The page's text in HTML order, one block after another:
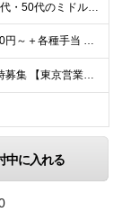
＼20代の若手から、30代・40代・50代のミドル・ベテラン層まで幅広く歓迎！／ ■未経験OK ■学歴不問 ■普通自動車運転免許（AT限定可｜MTをお持ちの方も尚可） ～ひとつでも当てはまれば、それ
◎前職給与考慮 月給26万8,000円～＋各種手当 ◆試用期間3カ月あり（期間中は21万4,500円～＋各種手当） ※年齢・経験・能力などを考慮の上、決定します ※上記給与はみなし残業代24,00
◎転勤なし◎東京と千葉の同時募集 【東京営業所】 東京都中央区新川2－24－2ビコービル４階B 【千葉営業所】 千葉県千葉市美浜区新港222-16 ※全国出社あり。出張先のホテル代や交通費は会社
中に入れる